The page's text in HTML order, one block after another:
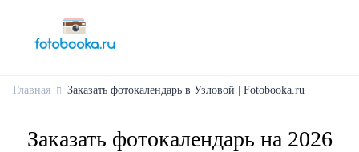
Главная Заказать фотокалендарь в Узловой | Fotobooka.ru
Заказать фотокалендарь на 2026